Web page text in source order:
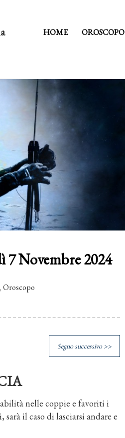
HOME OROSCOPO
7 Novembre 2024
,Oroscopo
Segno successivo >>
nelle coppie e favoriti i
il caso di lasciarsi andare e